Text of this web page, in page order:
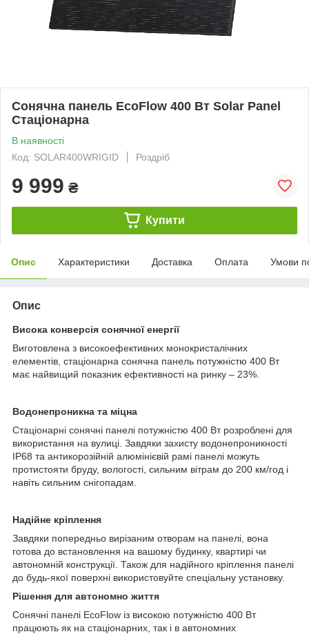
Сонячна панель EcoFlow 400 Вт Solar Panel
Стаціонарна
В наявності
Код: SOLAR400WRIGID
Роздріб
9 999 ₴
Купити
Опис Характеристики Доставка Оплата Умови
Опис
Висока конверсія сонячної енергії
Виготовлена з високоефективних монокристалічних
елементів, стаціонарна сонячна панель потужністю 400 Вт
має найвищий показник ефективності на ринку – 23%.
Водонепроникна та міцна
Стаціонарні сонячні панелі потужністю 400 Вт розроблені для
використання на вулиці. Завдяки захисту водонепроникності
IP68 та антикорозійній алюмінієвій рамі панелі можуть
протистояти бруду, вологості, сильним вітрам до 200 км/год і
навіть сильним снігопадам.
Надійне кріплення
Завдяки попередньо вирізаним отворам на панелі, вона
готова до встановлення на вашому будинку, квартирі чи
автономній конструкції. Також для надійного кріплення панелі
до будь-якої поверхні використовуйте спеціальну установку.
Рішення для автономно життя
Сонячні панелі EcoFlow із високою потужністю 400 Вт
працюють як на стаціонарних, так і в автономних